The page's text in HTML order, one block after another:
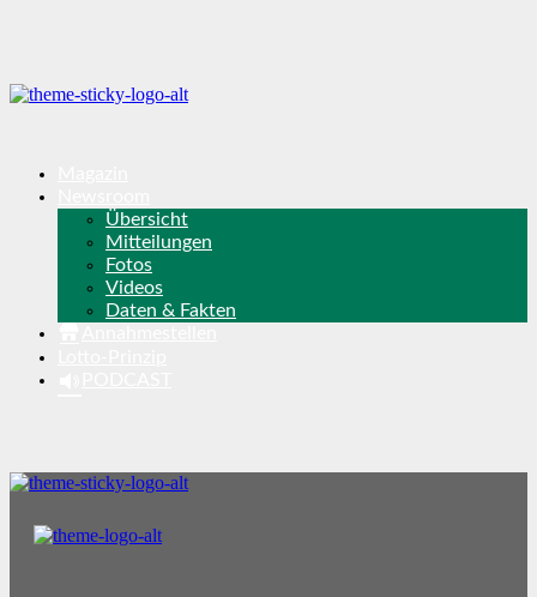
Übersicht
Mitteilungen
Fotos
Videos
Daten & Fakten